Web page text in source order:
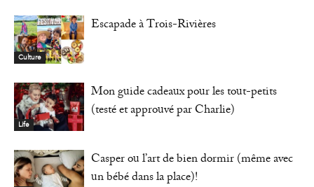
Culture
Escapade à Trois-Rivières
Life
Mon guide cadeaux pour les tout-petits
(testé et approuvé par Charlie)
Casper ou l’art de bien dormir (même avec
un bébé dans la place)!